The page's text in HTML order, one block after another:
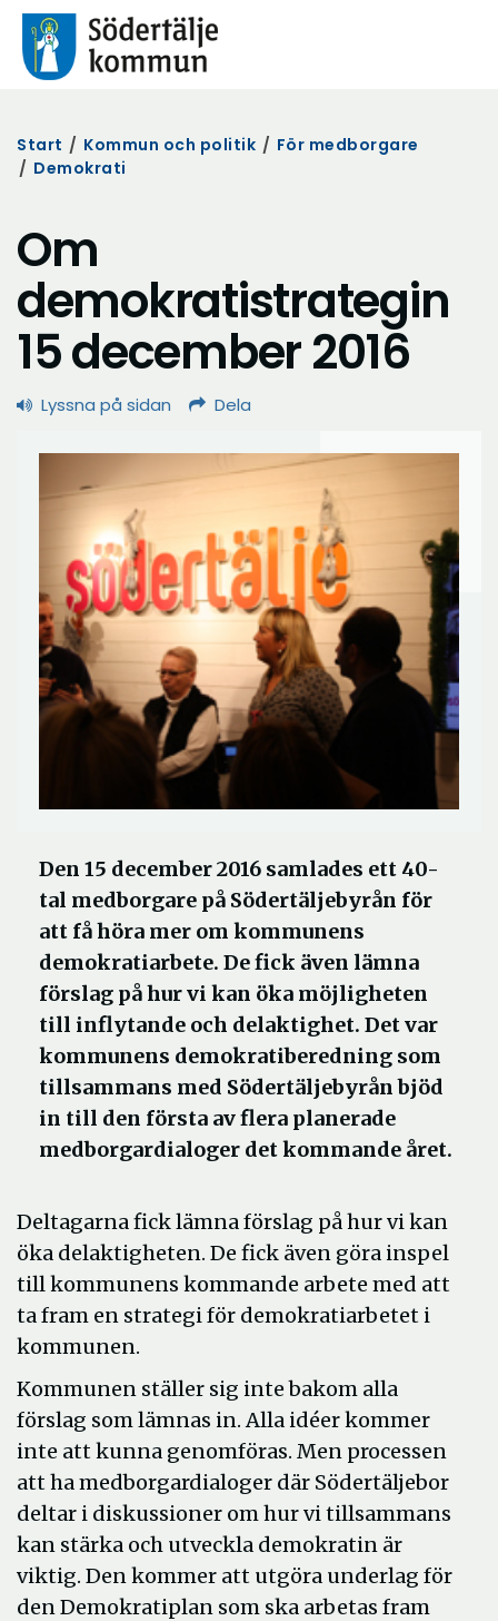
Start / Kommun och politik / För medborgare
/ Demokrati
Om
demokratistrategin
15 december 2016
Lyssna på sidan Dela
Den 15 december 2016 samlades ett 40-
tal medborgare på Södertäljebyrån för
att få höra mer om kommunens
demokratiarbete. De fick även lämna
förslag på hur vi kan öka möjligheten
till inflytande och delaktighet. Det var
kommunens demokratiberedning som
tillsammans med Södertäljebyrån bjöd
in till den första av flera planerade
medborgardialoger det kommande året.
Deltagarna fick lämna förslag på hur vi kan
öka delaktigheten. De fick även göra inspel
till kommunens kommande arbete med att
ta fram en strategi för demokratiarbetet i
kommunen.
Kommunen ställer sig inte bakom alla
förslag som lämnas in. Alla idéer kommer
inte att kunna genomföras. Men processen
att ha medborgardialoger där Södertäljebor
deltar i diskussioner om hur vi tillsammans
kan stärka och utveckla demokratin är
viktig. Den kommer att utgöra underlag för
den Demokratiplan som ska arbetas fram